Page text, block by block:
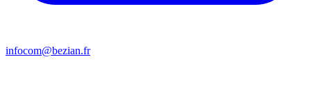
infocom@bezian.fr